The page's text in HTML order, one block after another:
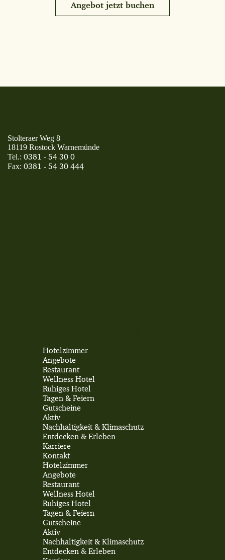
Angebot jetzt buchen
Stolteraer Weg 8
18119 Rostock Warnemünde
Tel.: 0381 - 54 30 0
Fax: 0381 - 54 30 444
Hotelzimmer
Angebote
Restaurant
Wellness Hotel
Ruhiges Hotel
Tagen & Feiern
Gutscheine
Aktiv
Nachhaltigkeit & Klimaschutz
Entdecken & Erleben
Karriere
Kontakt
Hotelzimmer
Angebote
Restaurant
Wellness Hotel
Ruhiges Hotel
Tagen & Feiern
Gutscheine
Aktiv
Nachhaltigkeit & Klimaschutz
Entdecken & Erleben